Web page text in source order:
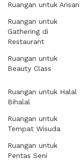
Ruangan untuk Arisan
Ruangan untuk
Gathering di
Restaurant
Ruangan untuk
Beauty Class
Ruangan untuk Halal
Bihalal
Ruangan untuk
Tempat Wisuda
Ruangan untuk
Pentas Seni